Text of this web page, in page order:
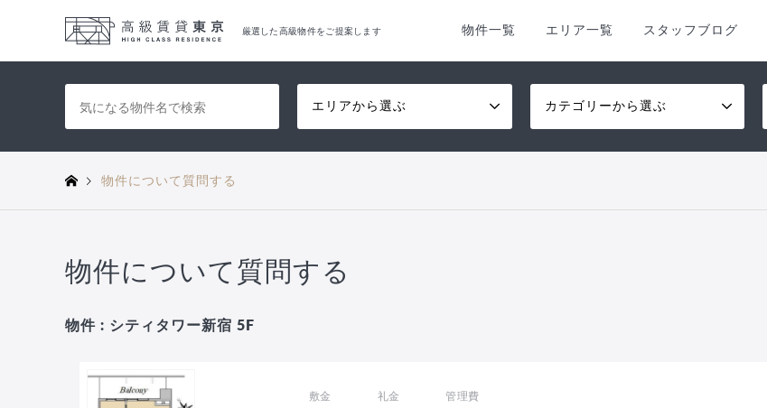
厳選した高級物件をご提案します 物件一覧 エリア一覧 スタッフブログ
エリアから選ぶ カテゴリーから選ぶ
物件について質問する
物件について質問する
物件 : シティタワー新宿 5F
敷金 礼金 管理費